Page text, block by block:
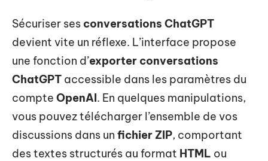
Sécuriser ses conversations ChatGPT
devient vite un réflexe. L’interface propose
une fonction d’exporter conversations
ChatGPT accessible dans les paramètres du
compte OpenAI. En quelques manipulations,
vous pouvez télécharger l’ensemble de vos
discussions dans un fichier ZIP, comportant
des textes structurés au format HTML ou